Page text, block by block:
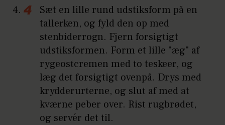
Sæt en lille rund udstiksform på en
tallerken, og fyld den op med
stenbiderrogn. Fjern forsigtigt
udstiksformen. Form et lille "æg" af
rygeostcremen med to teskeer, og
læg det forsigtigt ovenpå. Drys med
krydderurterne, og slut af med at
kværne peber over. Rist rugbrødet,
og servér det til.